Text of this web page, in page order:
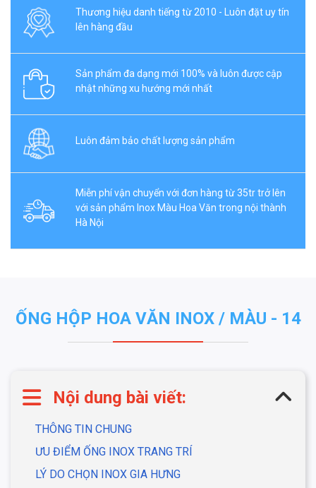
Thương hiệu danh tiếng từ 2010 - Luôn đặt uy tín
lên hàng đầu
Sản phẩm đa dạng mới 100% và luôn được cập
nhật những xu hướng mới nhất
Luôn đảm bảo chất lượng sản phẩm
Miễn phí vận chuyển với đơn hàng từ 35tr trở lên
với sản phẩm Inox Màu Hoa Văn trong nội thành
Hà Nội
ỐNG HỘP HOA VĂN INOX / MÀU - 14
Nội dung bài viết:
THÔNG TIN CHUNG
ƯU ĐIỂM ỐNG INOX TRANG TRÍ
LÝ DO CHỌN INOX GIA HƯNG